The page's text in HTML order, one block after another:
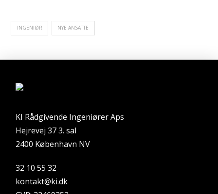
INGENIØR NYE ANSATTE
KI Rådgivende Ingeniører Aps
Hejrevej 37 3. sal
2400 København NV
32 10 55 32
kontakt@ki.dk